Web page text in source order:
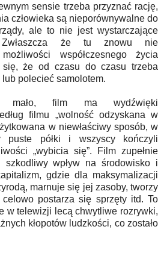
sensie trzeba przyznać rację,
człowieka są nieporównywalne do
ale to nie jest wystarczające
Zwłaszcza że tu znowu nie
współczesnego życia
się, że od czasu do czasu trzeba
polecieć samolotem.
mało, film ma wydźwięki
filmu „wolność odzyskana w
w niewłaściwy sposób, w
puste półki i wszyscy kończyli
„wybicia się”. Film zupełnie
szkodliwy wpływ na środowisko i
gdzie dla maksymalizacji
marnuje się jej zasoby, tworzy
postarza się sprzęty itd. To
w telewizji lecą chwytliwe rozrywki,
kłopotów ludzkości, co zostało